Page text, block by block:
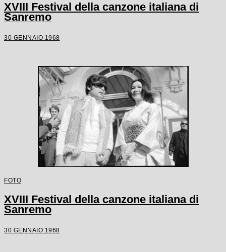
XVIII Festival della canzone italiana di
Sanremo
30 GENNAIO 1968
FOTO
XVIII Festival della canzone italiana di
Sanremo
30 GENNAIO 1968